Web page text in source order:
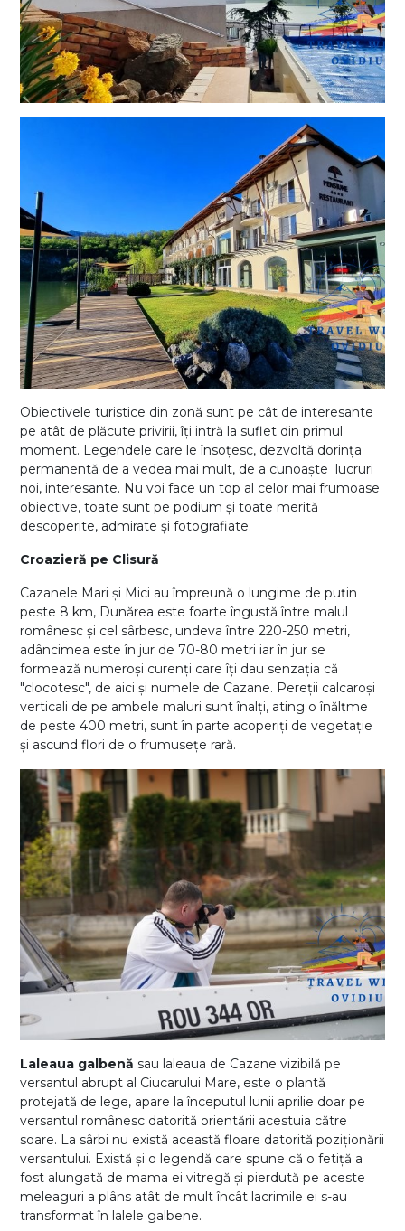
Obiectivele turistice din zonă sunt pe cât de interesante
pe atât de plăcute privirii, îți intră la suflet din primul
moment. Legendele care le însoțesc, dezvoltă dorința
permanentă de a vedea mai mult, de a cunoaște lucruri
noi, interesante. Nu voi face un top al celor mai frumoase
obiective, toate sunt pe podium și toate merită
descoperite, admirate și fotografiate.
Croazieră pe Clisură
Cazanele Mari și Mici au împreună o lungime de puțin
peste 8 km, Dunărea este foarte îngustă între malul
românesc și cel sârbesc, undeva între 220-250 metri,
adâncimea este în jur de 70-80 metri iar în jur se
formează numeroși curenți care îți dau senzația că
"clocotesc", de aici și numele de Cazane. Pereții calcaroși
verticali de pe ambele maluri sunt înalți, ating o înălțme
de peste 400 metri, sunt în parte acoperiți de vegetație
și ascund flori de o frumusețe rară.
Laleaua galbenă sau laleaua de Cazane vizibilă pe
versantul abrupt al Ciucarului Mare, este o plantă
protejată de lege, apare la începutul lunii aprilie doar pe
versantul românesc datorită orientării acestuia către
soare. La sârbi nu există această floare datorită poziționării
versantului. Există și o legendă care spune că o fetiță a
fost alungată de mama ei vitregă și pierdută pe aceste
meleaguri a plâns atât de mult încât lacrimile ei s-au
transformat în lalele galbene.